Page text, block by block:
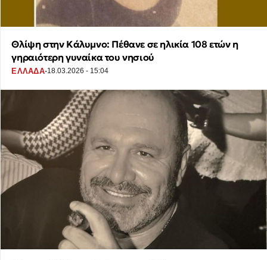
Θλίψη στην Κάλυμνο: Πέθανε σε ηλικία 108 ετών η
γηραιότερη γυναίκα του νησιού
ΕΛΛΑΔΑ·18.03.2026 - 15:04